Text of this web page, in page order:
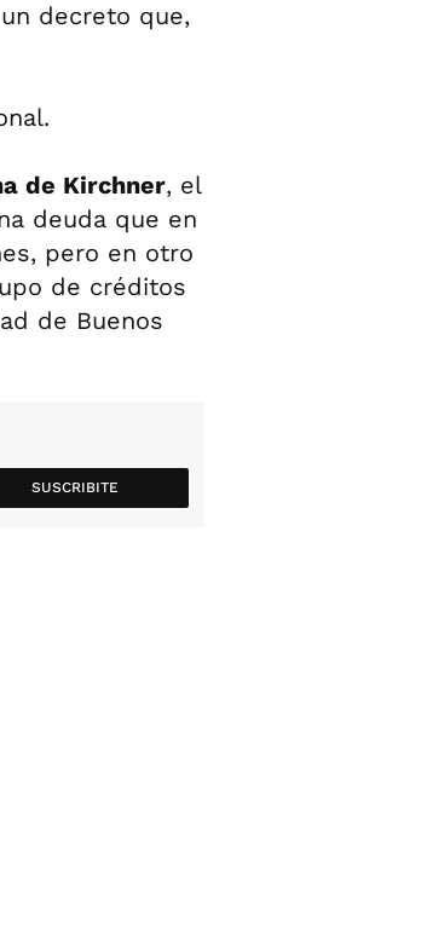
decreto que,
de Kirchner, el
deuda que en
pero en otro
de créditos
de Buenos
SUSCRIBITE